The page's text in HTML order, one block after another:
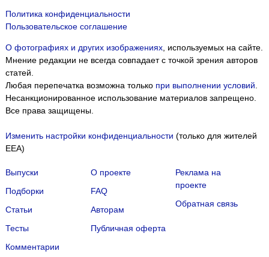
Политика конфиденциальности
Пользовательское соглашение
О фотографиях и других изображениях, используемых на сайте.
Мнение редакции не всегда совпадает с точкой зрения авторов
статей.
Любая перепечатка возможна только при выполнении условий.
Несанкционированное использование материалов запрещено.
Все права защищены.
Изменить настройки конфиденциальности (только для жителей
EEA)
Выпуски
Подборки
Статьи
Тесты
Комментарии
О проекте
FAQ
Авторам
Публичная оферта
Реклама на
проекте
Обратная связь